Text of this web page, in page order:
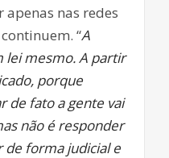
nas redes
“A
lei mesmo. A partir
porque
de fato a gente vai
não é responder
forma judicial e